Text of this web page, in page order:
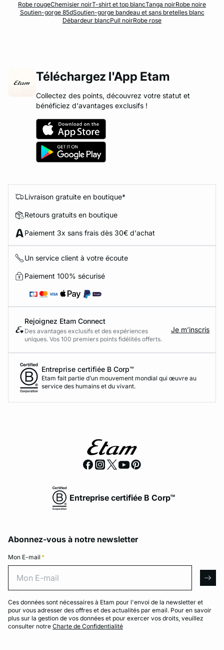
Robe rougeChemisier noirT-shirt et top blancTanga noirRobe noire
Soutien-gorge 85dSoutien-gorge bandeau et sans bretelles blanc
Débardeur blancPull noirRobe rose
Téléchargez l'App Etam
Collectez des points, découvrez votre statut et
bénéficiez d'avantages exclusifs !
Livraison gratuite en boutique*
Retours gratuits en boutique
Paiement 3x sans frais dès 30€ d'achat
Un service client à votre écoute
Paiement 100% sécurisé
Rejoignez Etam Connect
Des avantages exclusifs et des expériences
uniques. Vos 100 premiers points fidélités offerts.
Je m’inscris
Entreprise certifiée B Corp™
Etam fait partie d’un mouvement mondial qui œuvre au
service des humains et du vivant.
Entreprise certifiée B Corp™
Abonnez-vous à notre newsletter
Mon E-mail *
Ces données sont nécessaires à Etam pour l'envoi de la newsletter et
pour vous adresser des offres et des actualités par email. Pour en savoir
plus sur la gestion de vos données et pour exercer vos droits, veuillez
consulter notre Charte de Confidentialité